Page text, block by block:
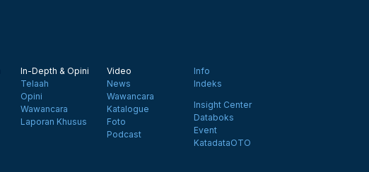
In-Depth & Opini
Telaah
Opini
Wawancara
Laporan Khusus
Video
News
Wawancara
Katalogue
Foto
Podcast
Info
Indeks
Insight Center
Databoks
Event
KatadataOTO